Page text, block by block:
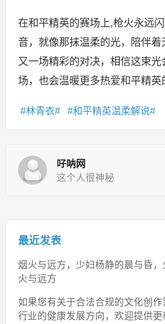
在和平精英的赛场上,枪火永远
音，就像那抹温柔的光，陪伴
又一场精彩的对决，相信这束
场，也会温暖更多热爱和平精英
林青衣 和平精英温柔解说
吇呐网
这个人很神秘
最近发表
烟火与远方，少妇杨静的晨与昏
火与远方
如果您有关于合法合规的文化创
行业的健康发展方向，欢迎提供更